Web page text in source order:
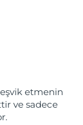
etmenin
ve sadece